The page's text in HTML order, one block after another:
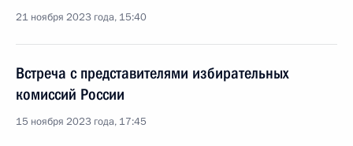
21 ноября 2023 года, 15:40
Встреча с представителями избирательных
комиссий России
15 ноября 2023 года, 17:45